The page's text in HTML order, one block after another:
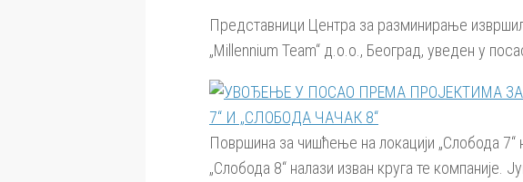
Представници Центра за разминирање
„Мillennium Team“ д.о.о., Београд, увeден у
Површина за чишћење на локацији „Слобода
„Слобода 8“ налази изван круга те